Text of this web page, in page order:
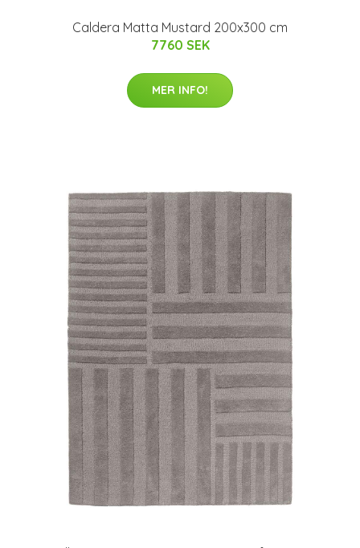
Caldera Matta Mustard 200x300 cm
7760 SEK
MER INFO!